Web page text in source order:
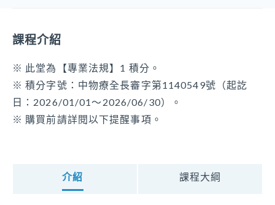
開課屬性
專業法規
開課類別
開課單位
財團法人臺中市私立童庭社會福利慈善事業基金會
醫事人員、生活服務員、社會工作人員、居家服務督
導員、社區整合型服務中心個案管理人員、教保員、
安馨居家長照機構
明冠聯合法律事務所/法務主任
課程介紹
※ 此堂為【專業法規】1 積分。
※ 積分字號：中物療全長審字第1140549號（起訖
日：2026/01/01～2026/06/30）。
※ 購買前請詳閱以下提醒事項。
介紹 課程大綱